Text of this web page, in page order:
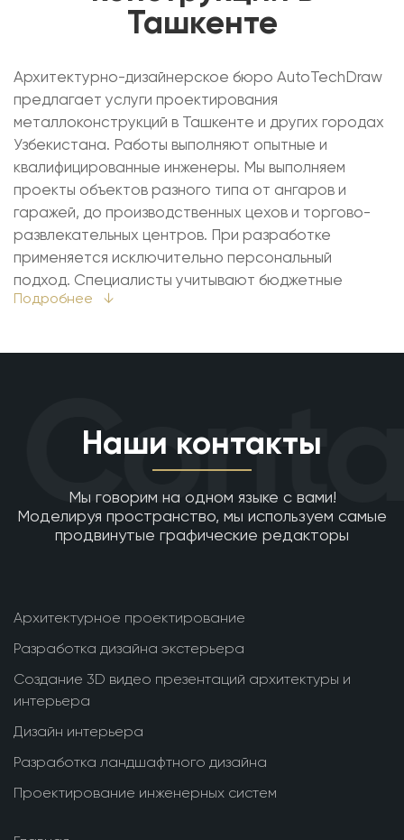
Ташкенте
Архитектурно-дизайнерское бюро AutoTechDraw
предлагает услуги проектирования
металлоконструкций в Ташкенте и других городах
Узбекистана. Работы выполняют опытные и
квалифицированные инженеры. Мы выполняем
проекты объектов разного типа от ангаров и
гаражей, до производственных цехов и торгово-
развлекательных центров. При разработке
применяется исключительно персональный
подход. Специалисты учитывают бюджетные
возможности клиентов и их требования. Все это
Разработка проекта
металлоконструкций в
Узбекистане: ваши
возможности с ATD
Проектирование металлических конструкций КМ и
КМД — одно из базовых направлений деятельности
AutoTechDraw. Выбор нашего архитектурно-
дизайнерского бюро для заказа услуг по
Ташкенте открывает перед клиентами целый ряд
преимуществ. Среди них:
комплексное обслуживание, включающее
Подробнее ↓
Наши контакты
Мы говорим на одном языке с вами!
Моделируя пространство, мы используем самые
продвинутые графические редакторы
Архитектурное проектирование
Разработка дизайна экстерьера
Создание 3D видео презентаций архитектуры и
интерьера
Дизайн интерьера
Разработка ландшафтного дизайна
Проектирование инженерных систем